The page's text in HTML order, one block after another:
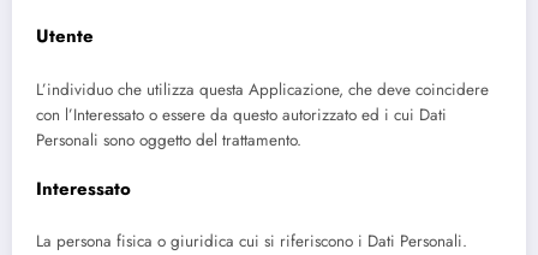
Utente
L’individuo che utilizza questa Applicazione, che deve coincidere
con l’Interessato o essere da questo autorizzato ed i cui Dati
Personali sono oggetto del trattamento.
Interessato
La persona fisica o giuridica cui si riferiscono i Dati Personali.